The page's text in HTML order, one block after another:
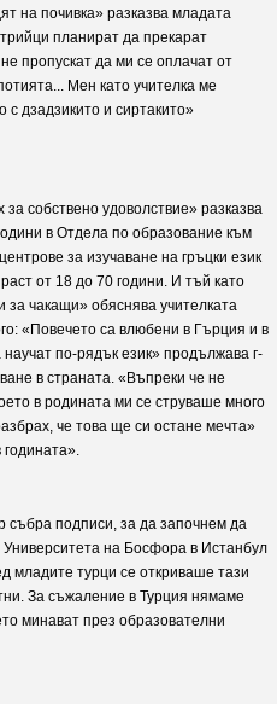
на почивка» разказва младата
планират да прекарат
пропускат да ми се оплачат от
Мен като учителка ме
дзадзикито и сиртакито»
собствено удоволствие» разказва
в Отдела по образование към
за изучаване на гръцки език
от 18 до 70 години. И тъй като
за чакащи» обяснява учителката
«Повечето са влюбени в Гърция и в
научат по-рядък език» продължава г-
в страната. «Въпреки че не
в родината ми се струваше много
че това ще си остане мечта»
събра подписи, за да започнем да
Университета на Босфора в Истанбул
младите турци се откриваше тази
За съжаление в Турция нямаме
минават през образователни